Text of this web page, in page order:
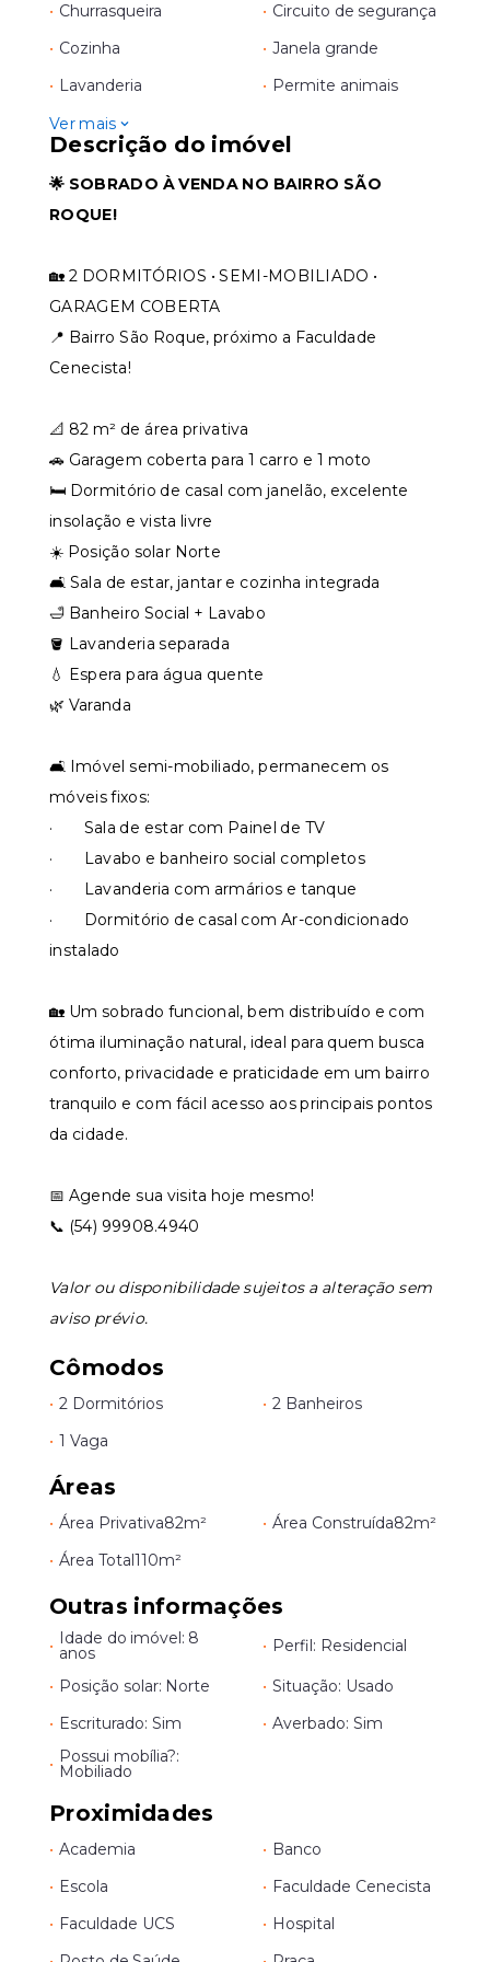
• Churrasqueira • Circuito de segurança
• Cozinha • Janela grande
• Lavanderia • Permite animais
Ver mais
Descrição do imóvel
🌟 SOBRADO À VENDA NO BAIRRO SÃO
ROQUE!
🏡 2 DORMITÓRIOS • SEMI-MOBILIADO •
GARAGEM COBERTA
📍 Bairro São Roque, próximo a Faculdade
Cenecista!
📐 82 m² de área privativa
🚗 Garagem coberta para 1 carro e 1 moto
🛏️ Dormitório de casal com janelão, excelente
insolação e vista livre
☀️ Posição solar Norte
🛋️ Sala de estar, jantar e cozinha integrada
🛁 Banheiro Social + Lavabo
🪣 Lavanderia separada
💧 Espera para água quente
🌿 Varanda
🛋️ Imóvel semi-mobiliado, permanecem os
móveis fixos:
· Sala de estar com Painel de TV
· Lavabo e banheiro social completos
· Lavanderia com armários e tanque
· Dormitório de casal com Ar-condicionado
instalado
🏡 Um sobrado funcional, bem distribuído e com
ótima iluminação natural, ideal para quem busca
conforto, privacidade e praticidade em um bairro
tranquilo e com fácil acesso aos principais pontos
da cidade.
📅 Agende sua visita hoje mesmo!
📞 (54) 99908.4940
Valor ou disponibilidade sujeitos a alteração sem
aviso prévio.
Cômodos
• 2 Dormitórios • 2 Banheiros
• 1 Vaga
Áreas
• Área Privativa82m² • Área Construída82m²
• Área Total110m²
Outras informações
• Idade do imóvel: 8
anos • Perfil: Residencial
• Posição solar: Norte • Situação: Usado
• Escriturado: Sim • Averbado: Sim
• Possui mobília?:
Mobiliado
Proximidades
• Academia • Banco
• Escola • Faculdade Cenecista
• Faculdade UCS • Hospital